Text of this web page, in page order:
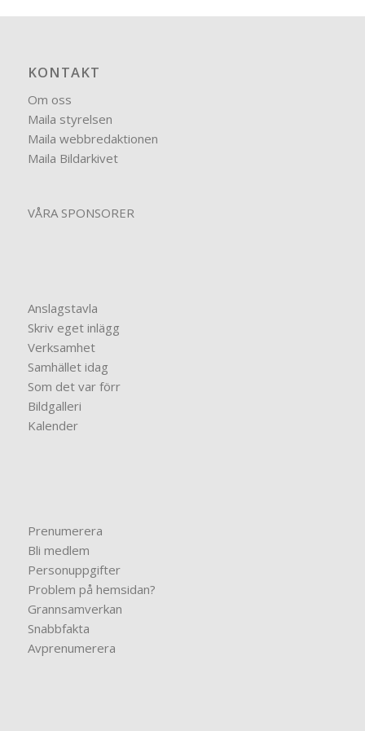
KONTAKT
Om oss
Maila styrelsen
Maila webbredaktionen
Maila Bildarkivet
VÅRA SPONSORER
Anslagstavla
Skriv eget inlägg
Verksamhet
Samhället idag
Som det var förr
Bildgalleri
Kalender
Prenumerera
Bli medlem
Personuppgifter
Problem på hemsidan?
Grannsamverkan
Snabbfakta
Avprenumerera